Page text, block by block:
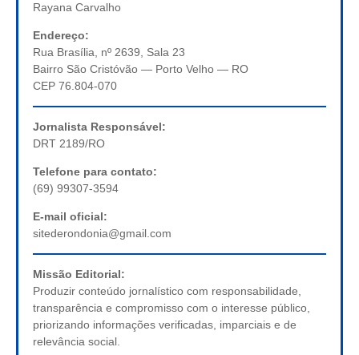
Rayana Carvalho
Endereço:
Rua Brasília, nº 2639, Sala 23
Bairro São Cristóvão — Porto Velho — RO
CEP 76.804-070
Jornalista Responsável:
DRT 2189/RO
Telefone para contato:
(69) 99307-3594
E-mail oficial:
sitederondonia@gmail.com
Missão Editorial:
Produzir conteúdo jornalístico com responsabilidade,
transparência e compromisso com o interesse público,
priorizando informações verificadas, imparciais e de
relevância social.